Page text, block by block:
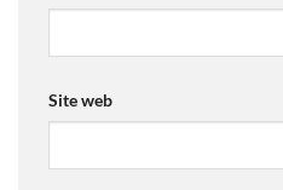
Site web